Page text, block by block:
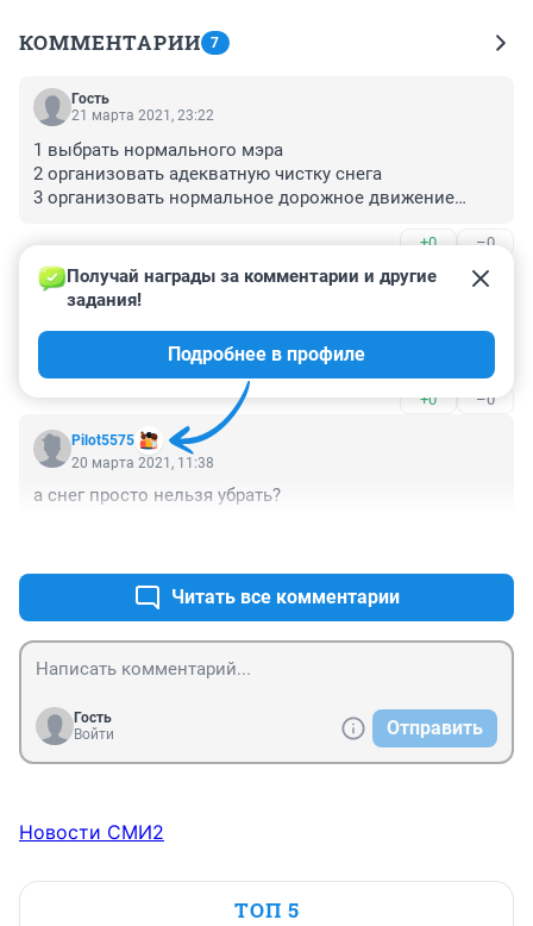
КОММЕНТАРИИ 7
Гость
21 марта 2021, 23:22
1 выбрать нормального мэра
2 организовать адекватную чистку снега
3 организовать нормальное дорожное движение
+0 –0
Гость
21 марта 2021, 18:29
Что насчет этой технологии думает Илон Маск? Ему
уже доложили, надеюсь.
+0 –0
Pilot5575
Получай награды за комментарии и другие
задания!
Подробнее в профиле
20 марта 2021, 11:38
а снег просто нельзя убрать?
Читать все комментарии
Гость
Войти
Отправить
Новости СМИ2
ТОП 5